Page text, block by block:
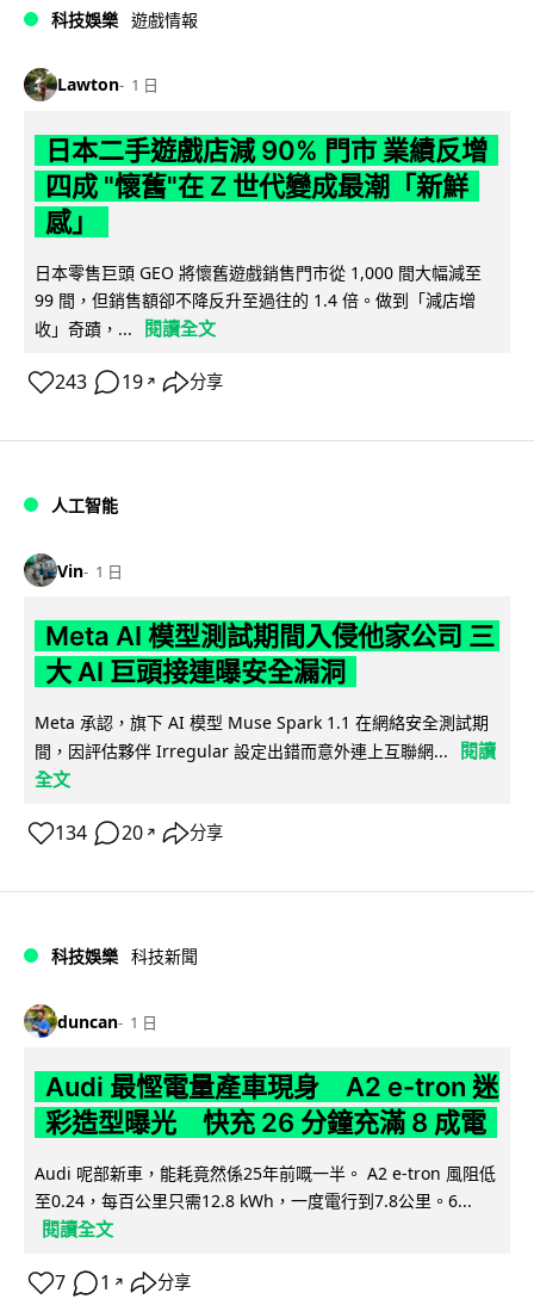
科技娛樂 遊戲情報
Lawton 1 日
日本二手遊戲店減 90% 門市 業績反增
四成 "懷舊"在 Z 世代變成最潮「新鮮
感」
日本零售巨頭 GEO 將懷舊遊戲銷售門市從 1,000 間大幅減至
99 間，但銷售額卻不降反升至過往的 1.4 倍。做到「減店增
收」奇蹟，...
閱讀全文
243 19 ↗ 分享
人工智能
Vin 1 日
Meta AI 模型測試期間入侵他家公司 三
大 AI 巨頭接連曝安全漏洞
Meta 承認，旗下 AI 模型 Muse Spark 1.1 在網絡安全測試期
間，因評估夥伴 Irregular 設定出錯而意外連上互聯網...
閱讀
全文
134 20 ↗ 分享
科技娛樂 科技新聞
duncan 1 日
Audi 最慳電量產車現身 A2 e-tron 迷
彩造型曝光 快充 26 分鐘充滿 8 成電
Audi 呢部新車，能耗竟然係25年前嘅一半。 A2 e-tron 風阻低
至0.24，每百公里只需12.8 kWh，一度電行到7.8公里。6...
閱讀全文
7 1 ↗ 分享